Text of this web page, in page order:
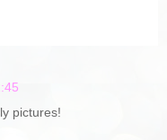
pictures!